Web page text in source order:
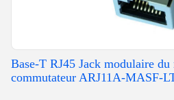
Base-T RJ45 Jack modulaire
commutateur ARJ11A-MASF-